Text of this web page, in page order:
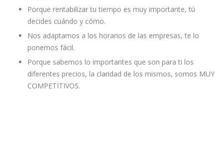
Porque rentabilizar tu tiempo es muy importante, tú
decides cuándo y cómo.
Nos adaptamos a los horarios de las empresas, te lo
ponemos fácil.
Porque sabemos lo importantes que son para ti los
diferentes precios, la claridad de los mismos, somos MUY
COMPETITIVOS.